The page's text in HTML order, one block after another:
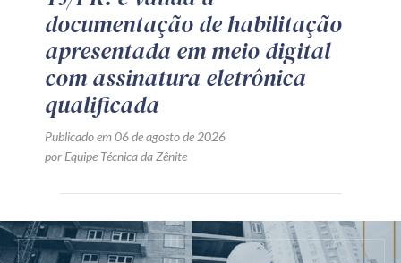
documentação de habilitação
apresentada em meio digital
com assinatura eletrônica
qualificada
Publicado em 06 de agosto de 2026
por Equipe Técnica da Zênite